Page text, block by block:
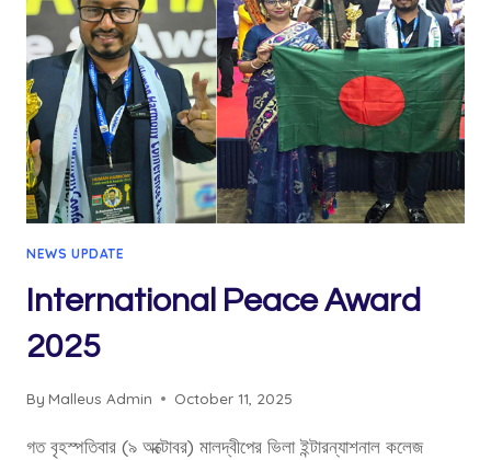
NEWS UPDATE
International Peace Award
2025
By Malleus Admin October 11, 2025
গত বৃহস্পতিবার (৯ অক্টোবর) মালদ্বীপের ভিলা ইন্টারন্যাশনাল কলেজ